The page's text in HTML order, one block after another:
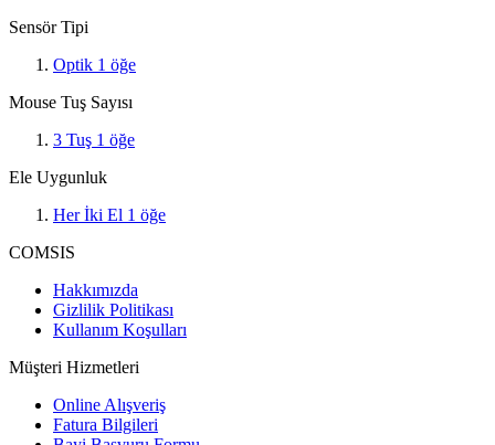
Sensör Tipi
Optik 1 öğe
Mouse Tuş Sayısı
3 Tuş 1 öğe
Ele Uygunluk
Her İki El 1 öğe
COMSIS
Hakkımızda
Gizlilik Politikası
Kullanım Koşulları
Müşteri Hizmetleri
Online Alışveriş
Fatura Bilgileri